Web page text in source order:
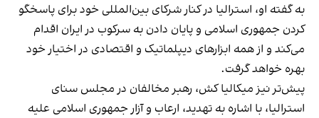
به گفته او، استرالیا در کنار شرکای بین‌المللی خود برای پاسخگو
کردن جمهوری اسلامی و پایان دادن به سرکوب در ایران اقدام
می‌کند و از همه ابزارهای دیپلماتیک و اقتصادی در اختیار خود
بهره خواهد گرفت.
پیش‌تر نیز میکالیا کش، رهبر مخالفان در مجلس سنای
استرالیا، با اشاره به تهدید، ارعاب و آزار جمهوری اسلامی علیه